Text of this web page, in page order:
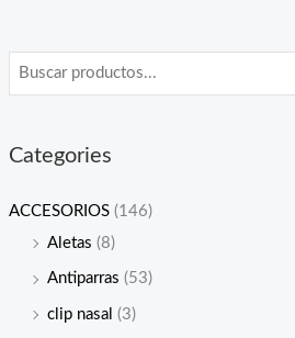
Categories
ACCESORIOS (146)
Aletas (8)
Antiparras (53)
clip nasal (3)